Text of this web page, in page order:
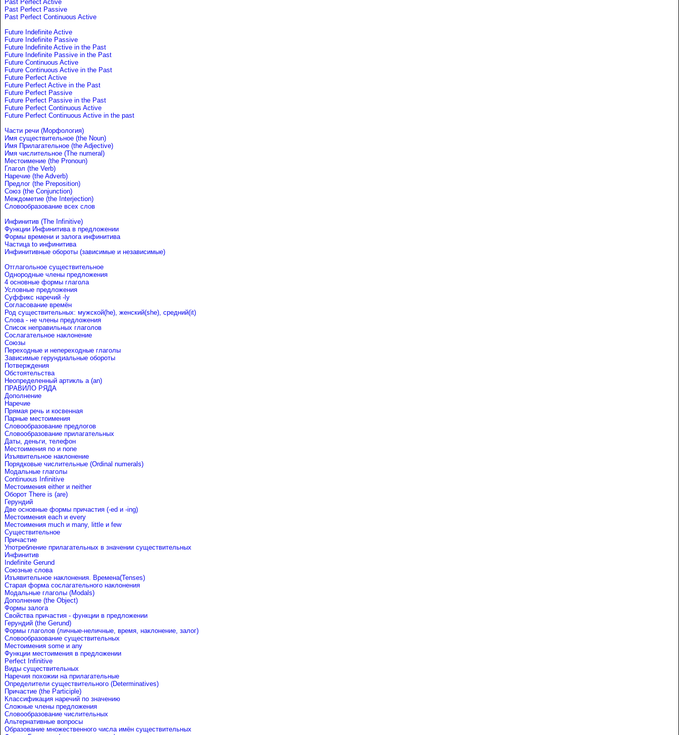
Past Perfect Active
Past Perfect Passive
Past Perfect Continuous Active
Future Indefinite Active
Future Indefinite Passive
Future Indefinite Active in the Past
Future Indefinite Passive in the Past
Future Continuous Active
Future Continuous Active in the Past
Future Perfect Active
Future Perfect Active in the Past
Future Perfect Passive
Future Perfect Passive in the Past
Future Perfect Continuous Active
Future Perfect Continuous Active in the past
Части речи (Морфология)
Имя существительное (the Noun)
Имя Прилагательное (the Adjective)
Имя числительное (The numeral)
Местоимение (the Pronoun)
Глагол (the Verb)
Наречие (the Adverb)
Предлог (the Preposition)
Союз (the Conjunction)
Междометие (the Interjection)
Словообразование всех слов
Инфинитив (The Infinitive)
Функции Инфинитива в предложении
Формы времени и залога инфинитива
Частица to инфинитива
Инфинитивные обороты (зависимые и независимые)
Отглагольное существительное
Однородные члены предложения
4 основные формы глагола
Условные предложения
Cуффикс наречий -ly
Согласование времён
Род существительных: мужской(he), женский(she), средний(it)
Слова - не члены предложения
Список неправильных глаголов
Сослагательное наклонение
Союзы
Переходные и непереходные глаголы
Зависимые герундиальные обороты
Потверждения
Обстоятельства
Неопределенный артикль a (an)
ПРАВИЛО РЯДА
Дополнение
Наречие
Прямая речь и косвенная
Парные местоимения
Словообразование предлогов
Словообразование прилагательных
Даты, деньги, телефон
Местоимения no и none
Изъявительное наклонение
Порядковые числительные (Ordinal numerals)
Модальные глаголы
Continuous Infinitive
Местоимения either и neither
Оборот There is (are)
Герундий
Две основные формы причастия (-ed и -ing)
Местоимения each и every
Местоимения much и many, little и few
Существительное
Причастие
Употребление прилагательных в значении существительных
Инфинитив
Indefinite Gerund
Союзные слова
Изъявительное наклонения. Времена(Tenses)
Старая форма сослагательного наклонения
Модальные глаголы (Modals)
Дополнение (the Object)
Формы залога
Свойства причастия - функции в предложении
Герундий (the Gerund)
Формы глаголов (личные-неличные, время, наклонение, залог)
Словообразование существительных
Местоимения some и any
Функции местоимения в предложении
Perfect Infinitive
Виды существительных
Наречия похожии на прилагательные
Определители существительного (Determinatives)
Причастие (the Participle)
Классификация наречий по значению
Сложные члены предложения
Словообразование числительных
Альтернативные вопросы
Образование множественного числа имён существительных